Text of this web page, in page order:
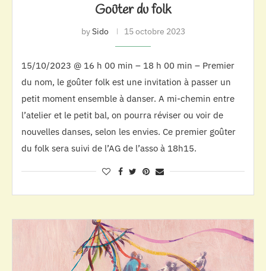
Goûter du folk
bySido 15 octobre 2023
15/10/2023 @ 16 h 00 min – 18 h 00 min – Premier
du nom, le goûter folk est une invitation à passer un
petit moment ensemble à danser. A mi-chemin entre
l’atelier et le petit bal, on pourra réviser ou voir de
nouvelles danses, selon les envies. Ce premier goûter
du folk sera suivi de l’AG de l’asso à 18h15.